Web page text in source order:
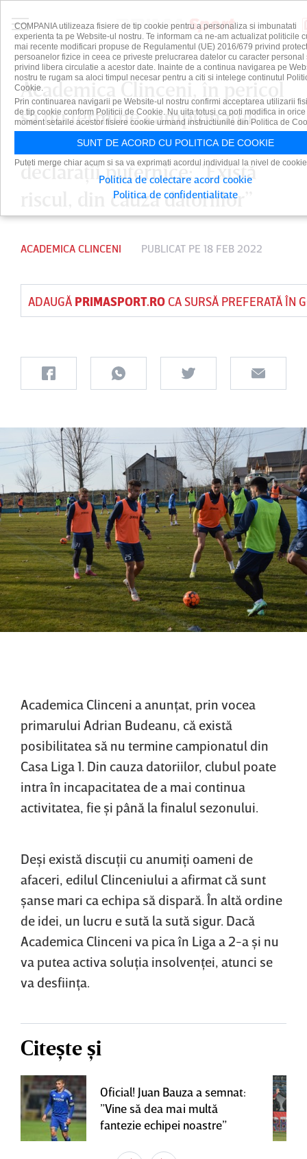
Academica Clinceni, în pericol
să nu termine campionatul!
Primarul Adrian Budeanu,
declaraţii puternice: ”Există
riscul, din cauza datoriilor”
ACADEMICA CLINCENI PUBLICAT PE 18 FEB 2022
ADAUGĂ PRIMASPORT.ROCA SURSĂ PREFERATĂ ÎN
Academica Clinceni a anunţat, prin vocea
primarului Adrian Budeanu, că există
posibilitatea să nu termine campionatul din
Casa Liga 1. Din cauza datoriilor, clubul poate
intra în incapacitatea de a mai continua
activitatea, fie şi până la finalul sezonului.
Deşi există discuţii cu anumiţi oameni de
afaceri, edilul Clinceniului a afirmat că sunt
şanse mari ca echipa să dispară. În altă ordine
de idei, un lucru e sută la sută sigur. Dacă
Academica Clinceni va pica în Liga a 2-a şi nu
va putea activa soluţia insolvenţei, atunci se
va desfiinţa.
Citește și
Oficial! Juan Bauza a semnat:
”Vine să dea mai multă
fantezie echipei noastre”
COMPANIA utilizeaza fisiere de tip cookie pentru a personaliza si imbunatati
experienta ta pe Website-ul nostru. Te informam ca ne-am actualizat politicile
mai recente modificari propuse de Regulamentul (UE) 2016/679 privind
persoanelor fizice in ceea ce priveste prelucrarea datelor cu caracter personal
privind libera circulatie a acestor date. Inainte de a continua navigarea pe
nostru te rugam sa aloci timpul necesar pentru a citi si intelege continutul
Cookie.
Prin continuarea navigarii pe Website-ul nostru confirmi acceptarea utilizarii
de tip cookie conform Politicii de Cookie. Nu uita totusi ca poti modifica in orice
moment setarile acestor fisiere cookie urmand instructiunile din Politica de
SUNT DE ACORD CU POLITICA DE COOKIE
Puteti merge chiar acum si sa va exprimati acordul individual la nivel de
Politica de colectare acord cookie
Politica de confidentialitate